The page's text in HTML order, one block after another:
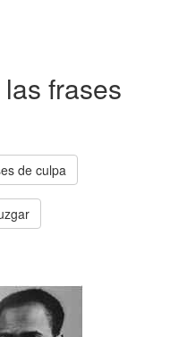
frases
de culpa